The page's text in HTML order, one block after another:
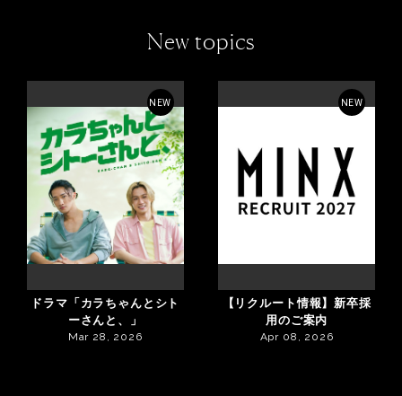
New topics
NEW
ドラマ「カラちゃんとシト
ーさんと、」
Mar 28, 2026
NEW
【リクルート情報】新卒採
用のご案内
Apr 08, 2026